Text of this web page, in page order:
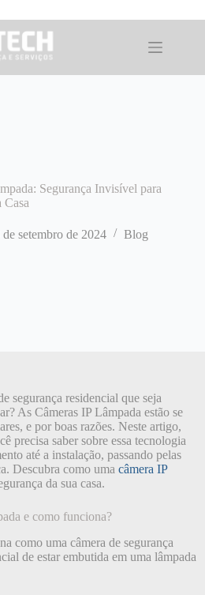
Segurança Invisível para
Casa
de setembro de 2024 Blog
segurança residencial que seja
As Câmeras IP Lâmpada estão se
e por boas razões. Neste artigo,
precisa saber sobre essa tecnologia
até a instalação, passando pelas
Descubra como uma câmera IP
da sua casa.
e como funciona?
como uma câmera de segurança
de estar embutida em uma lâmpada